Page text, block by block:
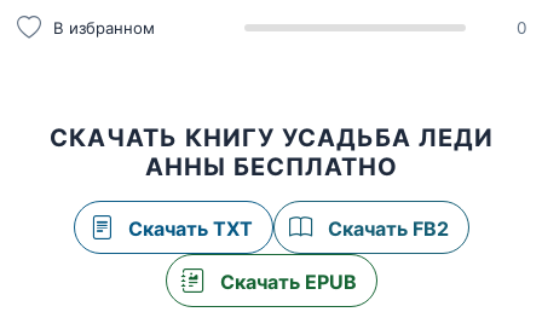
В избранном 0
СКАЧАТЬ КНИГУ УСАДЬБА ЛЕДИ
АННЫ БЕСПЛАТНО
Скачать TXT Скачать FB2
Скачать EPUB